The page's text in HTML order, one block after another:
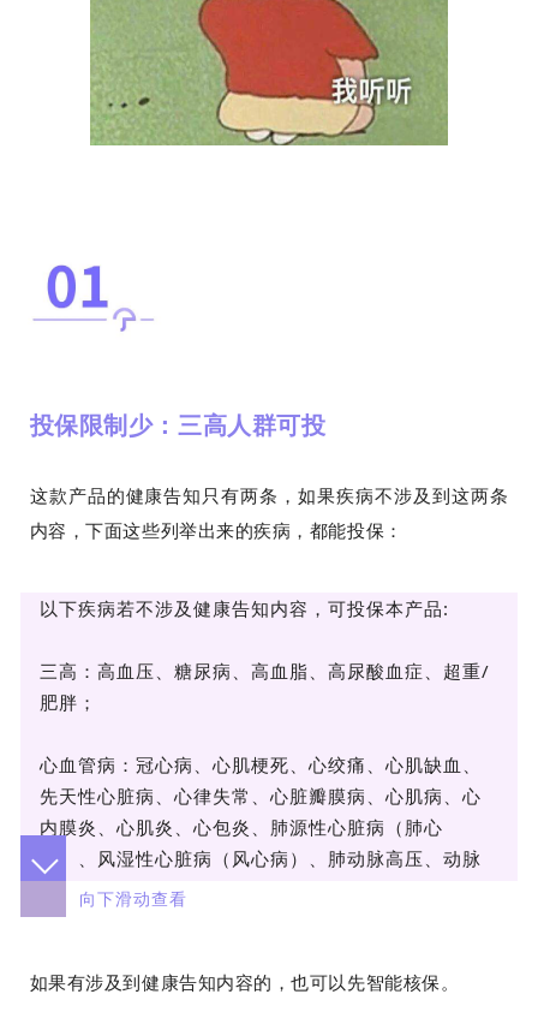
投保限制少：三高人群可投
这款产品的健康告知只有两条，如果疾病不涉及到这两条
内容，下面这些列举出来的疾病，都能投保：
以下疾病若不涉及健康告知内容，可投保本产品:
三高：高血压、糖尿病、高血脂、高尿酸血症、超重/
肥胖；
心血管病：冠心病、心肌梗死、心绞痛、心肌缺血、
先天性心脏病、心律失常、心脏瓣膜病、心肌病、心
内膜炎、心肌炎、心包炎、肺源性心脏病（肺心
病）、风湿性心脏病（风心病）、肺动脉高压、动脉
瘤、动脉夹层；
膜下腔出血、脑梗死、脑血栓)、脑缺血、脑供血不
向下滑动查看
如果有涉及到健康告知内容的，也可以先智能核保。